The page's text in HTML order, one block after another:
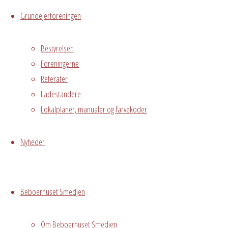
Grundejerforeningen
Bestyrelsen
Foreningerne
Referater
Ladestandere
Lokalplaner, manualer og farvekoder
Nyheder
Beboerhuset Smedjen
Om Beboerhuset SmedjenFarvekoder på f.eks den røde farve der